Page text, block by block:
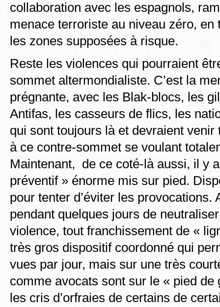
collaboration avec les espagnols,
menace terroriste au niveau zéro, en
les zones supposées à risque.
Reste les violences qui pourraient
sommet altermondialiste. C’est la
prégnante, avec les Blak-blocs, les
Antifas, les casseurs de flics, les
qui sont toujours là et devraient venir
à ce contre-sommet se voulant
Maintenant, de ce coté-là aussi, il y
préventif » énorme mis sur pied.
pour tenter d’éviter les provocations.
pendant quelques jours de
violence, tout franchissement de «
très gros dispositif coordonné qui
vues par jour, mais sur une très
comme avocats sont sur le « pied de
les cris d’orfraies de certains de